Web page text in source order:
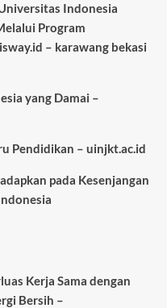
Indonesia
Program
– karawang bekasi
yang Damai –
Pendidikan – uinjkt.ac.id
pada Kesenjangan
Kerja Sama dengan
Bersih –